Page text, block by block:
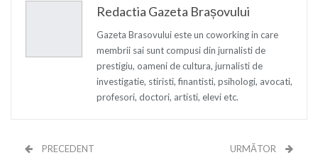
Redactia Gazeta Brașovului
Gazeta Brasovului este un coworking in care
membrii sai sunt compusi din jurnalisti de
prestigiu, oameni de cultura, jurnalisti de
investigatie, stiristi, finantisti, psihologi, avocati,
profesori, doctori, artisti, elevi etc.
PRECEDENT URMĂTOR